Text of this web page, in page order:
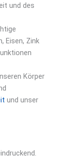
und des
Eisen, Zink
Körper
und unser